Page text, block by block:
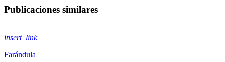
Publicaciones similares
insert_link
Farándula